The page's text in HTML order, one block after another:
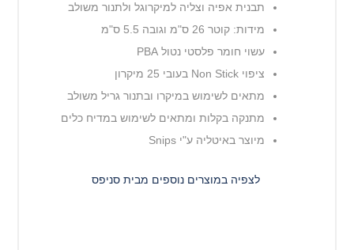
תבנית אפיה וצליה למיקרוגל ולתנור משולב
מידות: קוטר 26 ס"מ וגובה 5.5 ס"מ
עשוי חומר פלסטי נטול PBA
ציפוי Non Stick בעובי 25 מיקרון
מתאים לשימוש במיקרו ובתנור גריל משולב
מתנקה בקלות ומתאים לשימוש במדיח כלים
מיוצר באיטליה ע"י Snips
לצפיה במוצרים נוספים מבית סניפס